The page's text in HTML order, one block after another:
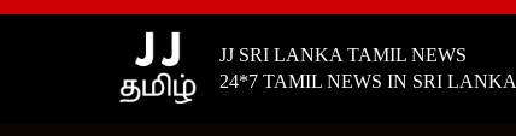
JJ SRI LANKA TAMIL NEWS
24*7 TAMIL NEWS IN SRI LANKA